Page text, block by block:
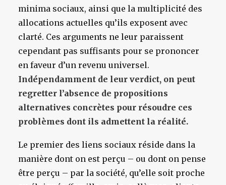
minima sociaux, ainsi que la multiplicité des
allocations actuelles qu’ils exposent avec
clarté. Ces arguments ne leur paraissent
cependant pas suffisants pour se prononcer
en faveur d’un revenu universel.
Indépendamment de leur verdict, on peut
regretter l’absence de propositions
alternatives concrètes pour résoudre ces
problèmes dont ils admettent la réalité.
Le premier des liens sociaux réside dans la
manière dont on est perçu – ou dont on pense
être perçu – par la société, qu’elle soit proche